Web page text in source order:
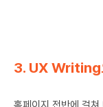
3. UX Writing